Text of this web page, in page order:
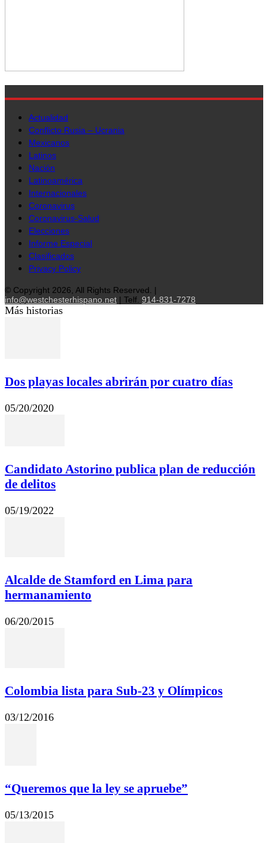
Actualidad
Conflicto Rusia – Ucrania
Mexicanos
Latinos
Nación
Latinoamérica
Internacionales
Coronavirus
Coronavirus-Salud
Elecciones
Informe Especial
Clasificados
Privacy Policy
© Copyright 2026, All Rights Reserved. |
info@westchesterhispano.net | Telf. 914-831-7278
Más historias
Dos playas locales abrirán por cuatro días
05/20/2020
Candidato Astorino publica plan de reducción
de delitos
05/19/2022
Alcalde de Stamford en Lima para
hermanamiento
06/20/2015
Colombia lista para Sub-23 y Olímpicos
03/12/2016
“Queremos que la ley se apruebe”
05/13/2015